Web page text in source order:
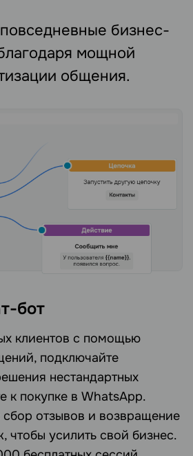
бизнес-
мощной
общения.
бот
клиентов с помощью
подключайте
нестандартных
к покупке в WhatsApp.
сбор отзывов и возвращение
чтобы усилить свой бизнес.